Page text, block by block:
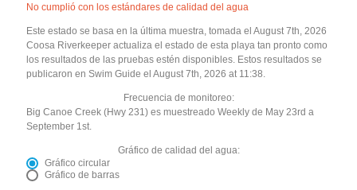
No cumplió con los estándares de calidad del agua
Este estado se basa en la última muestra, tomada el August 7th, 2026
Coosa Riverkeeper actualiza el estado de esta playa tan pronto como
los resultados de las pruebas estén disponibles. Estos resultados se
publicaron en Swim Guide el August 7th, 2026 at 11:38.
Frecuencia de monitoreo:
Big Canoe Creek (Hwy 231) es muestreado Weekly de May 23rd a
September 1st.
Gráfico de calidad del agua:
Gráfico circular
Gráfico de barras